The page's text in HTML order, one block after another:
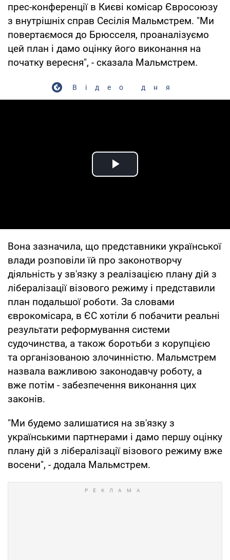
прес-конференції в Києві комісар Євросоюзу
з внутрішніх справ Сесілія Мальмстрем. "Ми
повертаємося до Брюсселя, проаналізуємо
цей план і дамо оцінку його виконання на
початку вересня", - сказала Мальмстрем.
Відео дня
Play Video
Вона зазначила, що представники української
влади розповіли їй про законотворчу
діяльність у зв'язку з реалізацією плану дій з
лібералізації візового режиму і представили
план подальшої роботи. За словами
єврокомісара, в ЄС хотіли б побачити реальні
результати реформування системи
судочинства, а також боротьби з корупцією
та організованою злочинністю. Мальмстрем
назвала важливою законодавчу роботу, а
вже потім - забезпечення виконання цих
законів.
"Ми будемо залишатися на зв'язку з
українськими партнерами і дамо першу оцінку
плану дій з лібералізації візового режиму вже
восени", - додала Мальмстрем.